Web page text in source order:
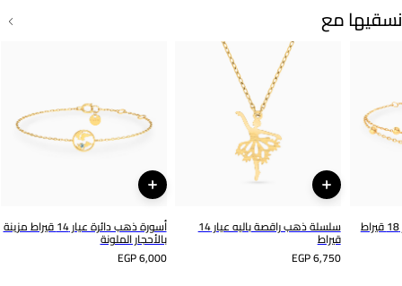
ذهب أصفر 14 قيراط
نسقيها مع
سلسلة ذهب راقصة باليه عيار 14
قيراط
EGP 6,750
أسورة ذهب دائرة عيار 14 قيراط مزينة
بالأحجار الملونة
EGP 6,000